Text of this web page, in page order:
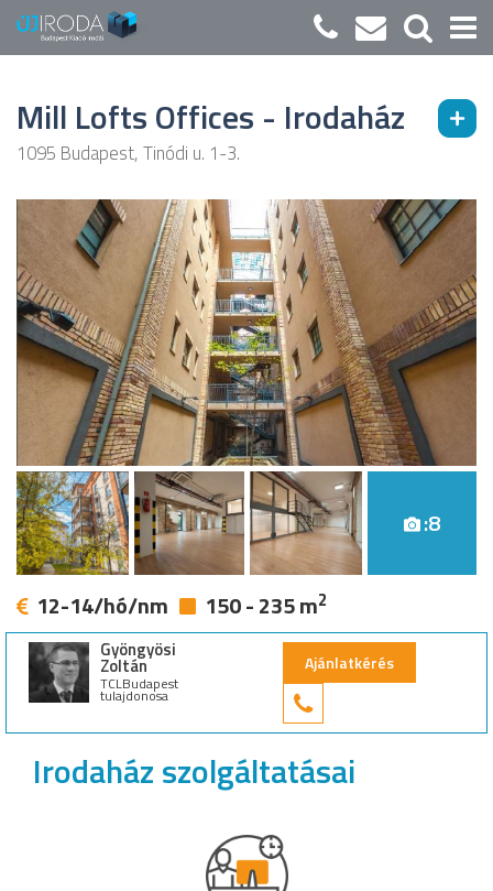
Mill Lofts Offices - Irodaház
1095 Budapest, Tinódi u. 1-3.
:8
12-14/hó/nm 150 - 235 m2
Gyöngyösi
Zoltán
TCLBudapest
tulajdonosa
Ajánlatkérés
Irodaház szolgáltatásai